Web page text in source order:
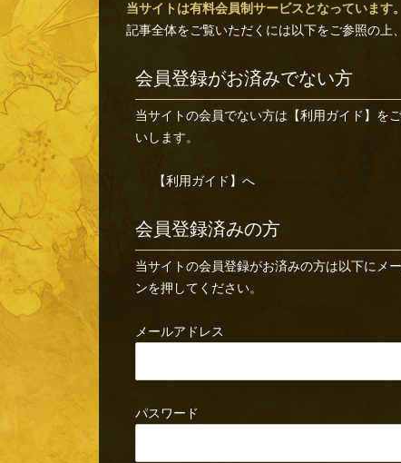
当サイトは有料会員制サービスとなっています。
記事全体をご覧いただくには以下をご参照の上
会員登録がお済みでない方
当サイトの会員でない方は 【利用ガイド】 を
いします。
【利用ガイド】へ
会員登録済みの方
当サイトの会員登録がお済みの方は以下にメ
ンを押してください。
メールアドレス
パスワード